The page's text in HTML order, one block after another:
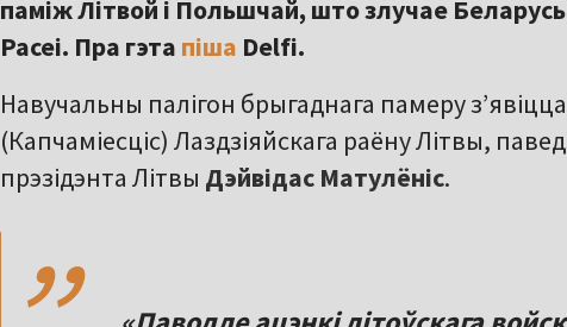
паміж Літвой і Польшчай, што злучае
Расеі. Пра гэта піша Delfi.
Навучальны палігон брыгаднага памеру
(Капчаміесціс) Лаздзіяйскага раёну Літвы,
прэзідэнта Літвы Дэйвідас Матулёніс.
,,